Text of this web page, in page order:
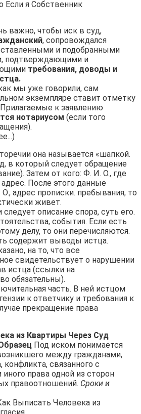
Если я Собственник
важно, чтобы иск в суд,
, сопровождался
и подобранными
подтверждающими и
требования, доводы и
мы уже говорили, сам
экземпляре ставит отметку
к заявлению
нотариусом (если того
она называется «шапкой.
в который следует обращение
Затем от кого: Ф. И. О., где
После этого данные
адрес прописки. пребывания, то
живет.
описание спора, суть его.
события. Если есть
делу, то они перечисляются.
содержит выводы истца.
на то, что все
свидетельствует о нарушении
истца (ссылки на
обязательны).
часть. В ней истцом
к ответчику и требования к
прекращение права
из Квартиры Через Суд
Под иском понимается
между гражданами,
конфликта, связанного с
права одной из сторон
правоотношений. Сроки и
Выписать Человека из